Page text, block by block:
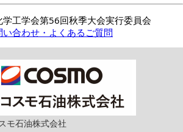
学工学会第56回秋季大会実行委員会
い合わせ・よくあるご質問
モ石油株式会社